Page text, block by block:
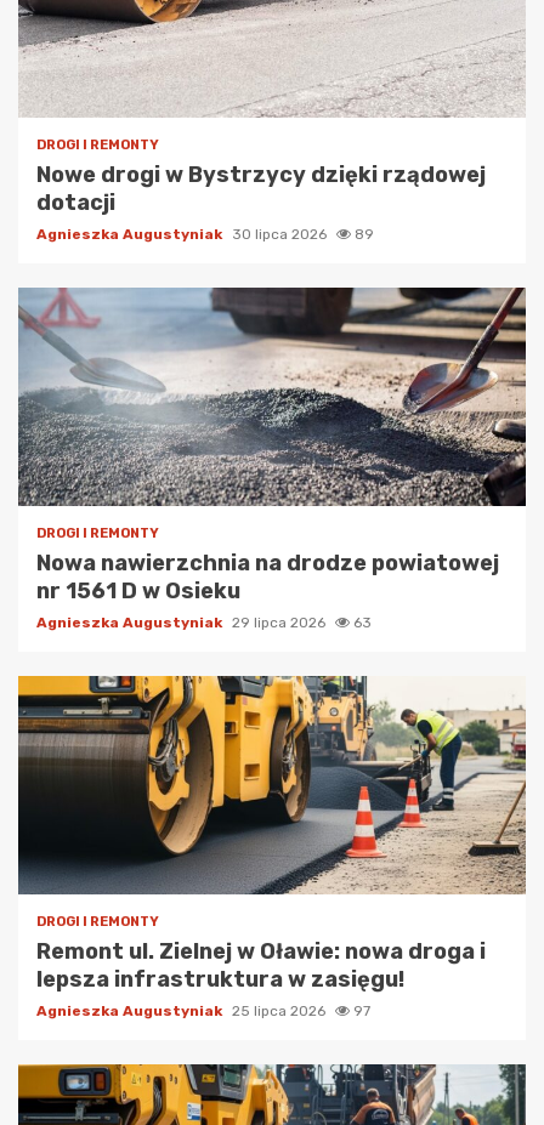
DROGI I REMONTY
Nowe drogi w Bystrzycy dzięki rządowej
dotacji
Agnieszka Augustyniak 30 lipca 2026 89
DROGI I REMONTY
Nowa nawierzchnia na drodze powiatowej
nr 1561 D w Osieku
Agnieszka Augustyniak 29 lipca 2026 63
DROGI I REMONTY
Remont ul. Zielnej w Oławie: nowa droga i
lepsza infrastruktura w zasięgu!
Agnieszka Augustyniak 25 lipca 2026 97